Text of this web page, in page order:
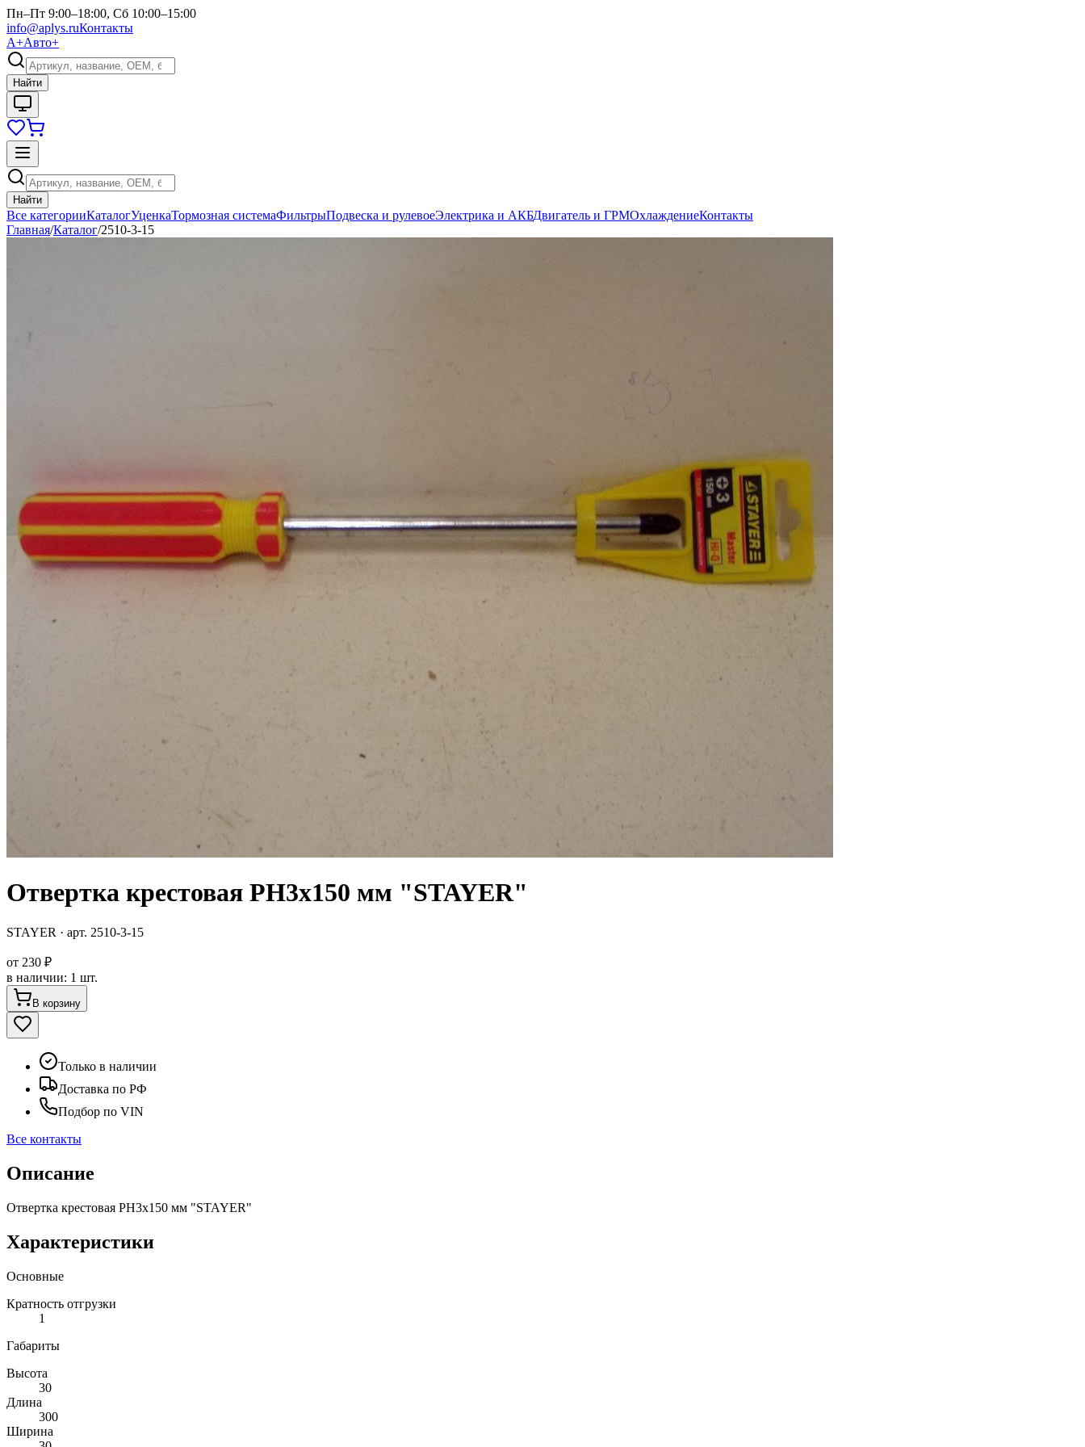
Пн–Пт 9:00–18:00, Сб 10:00–15:00
info@aplys.ruКонтакты
А+Авто+
Найти
Найти
Все категорииКаталогУценкаТормозная системаФильтрыПодвеска и рулевоеЭлектрика и АКБДвигатель и ГРМОхлаждениеКонтакты
Главная/Каталог/2510-3-15
Отвертка крестовая PH3x150 мм "STAYER"
STAYER · арт. 2510-3-15
от 230 ₽
в наличии: 1 шт.
В корзину
Только в наличии
Доставка по РФ
Подбор по VIN
Все контакты
Описание
Отвертка крестовая PH3x150 мм "STAYER"
Характеристики
Основные
Кратность отгрузки
1
Габариты
Высота
30
Длина
300
Ширина